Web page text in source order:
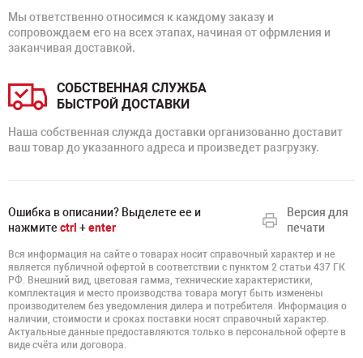
Мы ответственно относимся к каждому заказу и
сопровождаем его на всех этапах, начиная от офрмления и
заканчивая доставкой.
СОБСТВЕННАЯ СЛУЖБА
БЫСТРОЙ ДОСТАВКИ
Наша собственная служда доставки организованно доставит
ваш товар до указанного адреса и произведет разгрузку.
Ошибка в описании? Выделете ее и
нажмите ctrl +enter
Версия для
печати
Вся информация на сайте о товарах носит справочный характер и не
является публичной офертой в соответствии с пунктом 2 статьи 437 ГК
РФ. Внешний вид, цветовая гамма, технические характеристики,
комплектация и место производства товара могут быть изменены
производителем без уведомления дилера и потребителя. Информация о
наличии, стоимости и сроках поставки носят справочный характер.
Актуальные данные предоставляются только в персональной оферте в
виде счёта или договора.